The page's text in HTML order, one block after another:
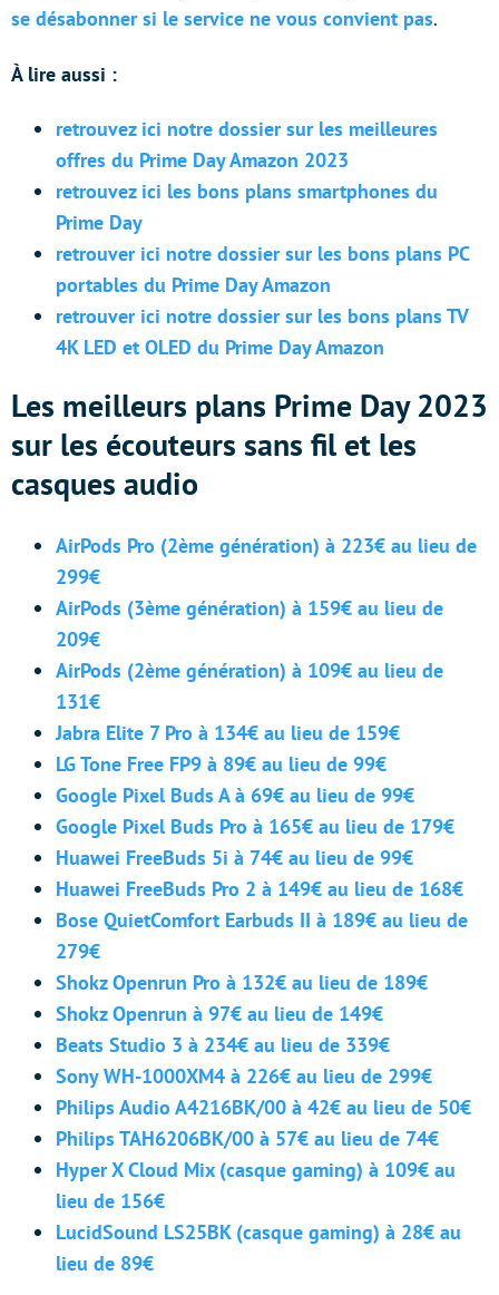
se désabonner si le service ne vous convient pas.
À lire aussi :
retrouvez ici notre dossier sur les meilleures
offres du Prime Day Amazon 2023
retrouvez ici les bons plans smartphones du
Prime Day
retrouver ici notre dossier sur les bons plans PC
portables du Prime Day Amazon
retrouver ici notre dossier sur les bons plans TV
4K LED et OLED du Prime Day Amazon
Les meilleurs plans Prime Day 2023
sur les écouteurs sans fil et les
casques audio
AirPods Pro (2ème génération) à 223€ au lieu de
299€
AirPods (3ème génération) à 159€ au lieu de
209€
AirPods (2ème génération) à 109€ au lieu de
131€
Jabra Elite 7 Pro à 134€ au lieu de 159€
LG Tone Free FP9 à 89€ au lieu de 99€
Google Pixel Buds A à 69€ au lieu de 99€
Google Pixel Buds Pro à 165€ au lieu de 179€
Huawei FreeBuds 5i à 74€ au lieu de 99€
Huawei FreeBuds Pro 2 à 149€ au lieu de 168€
Bose QuietComfort Earbuds II à 189€ au lieu de
279€
Shokz Openrun Pro à 132€ au lieu de 189€
Shokz Openrun à 97€ au lieu de 149€
Beats Studio 3 à 234€ au lieu de 339€
Sony WH-1000XM4 à 226€ au lieu de 299€
Philips Audio A4216BK/00 à 42€ au lieu de 50€
Philips TAH6206BK/00 à 57€ au lieu de 74€
Hyper X Cloud Mix (casque gaming) à 109€ au
lieu de 156€
LucidSound LS25BK (casque gaming) à 28€ au
lieu de 89€